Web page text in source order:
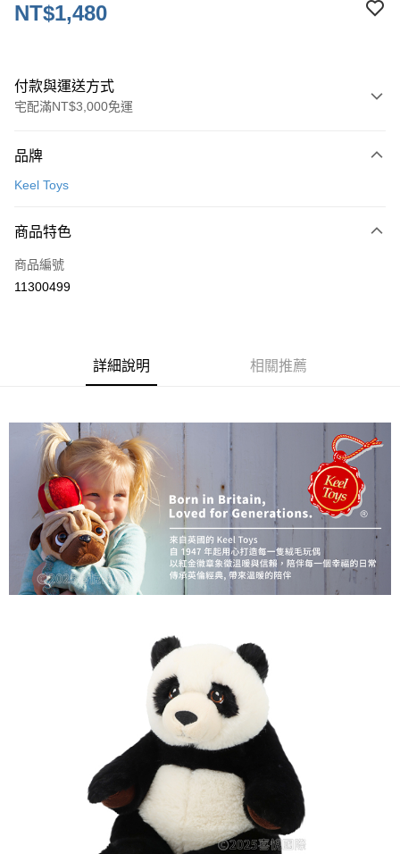
NT$1,480
付款與運送方式
宅配滿NT$3,000免運
信用卡一次付款
運送方式
付款後全家取貨
宅配 (離島)
每筆NT$280
品牌
Keel Toys
商品特色
商品編號
11300499
詳細說明 相關推薦